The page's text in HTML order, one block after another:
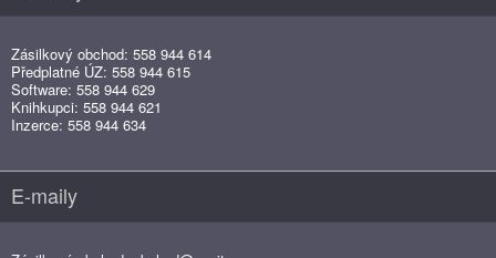
Zásilkový obchod: 558 944 614
Předplatné ÚZ: 558 944 615
Software: 558 944 629
Knihkupci: 558 944 621
Inzerce: 558 944 634
E-maily